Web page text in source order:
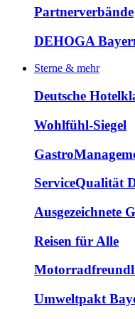
Partnerverbände
DEHOGA
Sterne & mehr
Deutsche
Wohlfühl-Siegel
ServiceQualität
Ausgezeichnete
Reisen für Alle
Umweltpakt